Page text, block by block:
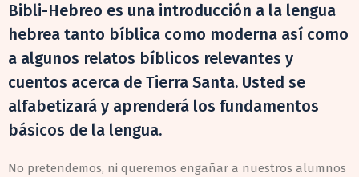
Bibli-Hebreo es una introducción a la lengua
hebrea tanto bíblica como moderna así como
a algunos relatos bíblicos relevantes y
cuentos acerca de Tierra Santa. Usted se
alfabetizará y aprenderá los fundamentos
básicos de la lengua.
No pretendemos, ni queremos engañar a nuestros alumnos